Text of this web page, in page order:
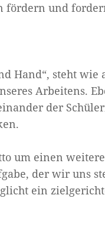
fördern und
Hand“, steht wie
Arbeitens.
der
um einen
der wir uns
ein